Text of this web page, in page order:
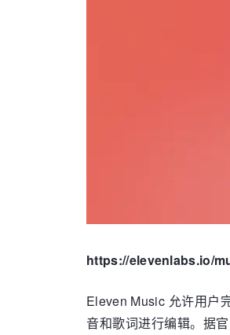
https://elevenlabs.io/
Eleven Music 允许用户
音和歌词进行编辑。据